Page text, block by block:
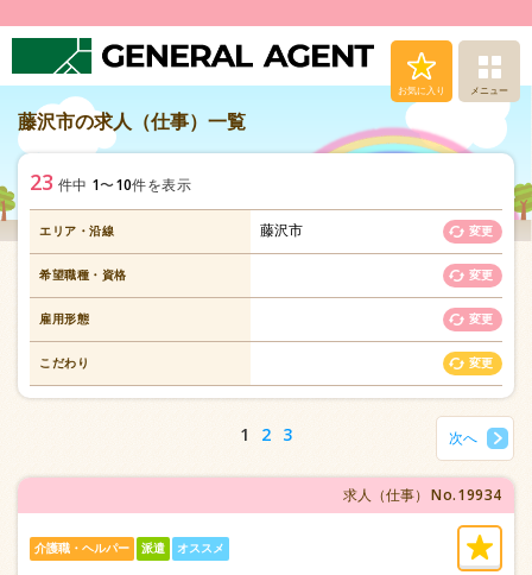
お気に入り メニュー
求人（仕事）検索
転職支援サービス
安心の福利厚生
お問い合わせ
藤沢市の求人（仕事）一覧
23 件中 1〜10件を表示
エリア・沿線 藤沢市 変更
希望職種・資格 変更
雇用形態 変更
こだわり 変更
1 2 3 次へ
求人（仕事） No.19934
介護職・ヘルパー 派遣 オススメ